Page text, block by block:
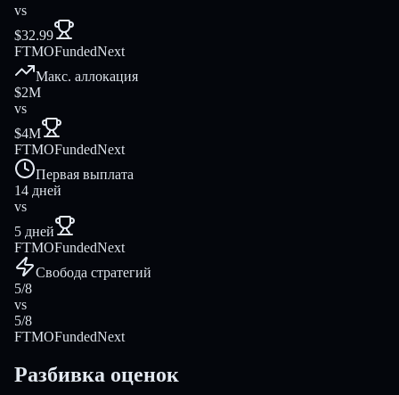
vs
$32.99
FTMOFundedNext
Макс. аллокация
$2M
vs
$4M
FTMOFundedNext
Первая выплата
14 дней
vs
5 дней
FTMOFundedNext
Свобода стратегий
5/8
vs
5/8
FTMOFundedNext
Разбивка оценок